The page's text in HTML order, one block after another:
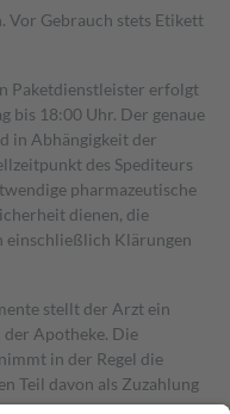
Vor Gebrauch stets Etikett
Paketdienstleister erfolgt
bis 18:00 Uhr. Der genaue
in Abhängigkeit der
des Spediteurs
pharmazeutische
dienen, die
einschließlich Klärungen
stellt der Arzt ein
der Apotheke. Die
in der Regel die
Teil davon als Zuzahlung